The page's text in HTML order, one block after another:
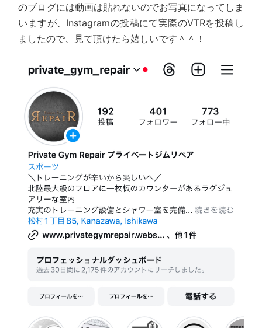
のブログには動画は貼れないのでお写真になってしま
いますが、Instagramの投稿にて実際のVTRを投稿し
ましたので、見て頂けたら嬉しいです＾＾！